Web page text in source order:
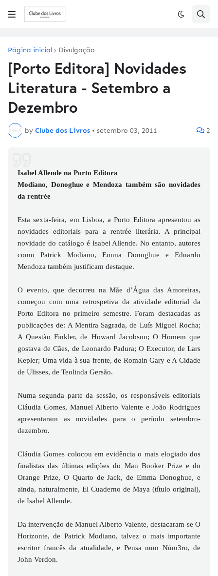
Página inicial Divulgação
[Porto Editora] Novidades
Literatura - Setembro a
Dezembro
by Clube dos Livros • setembro 03, 2011 2
Isabel Allende na Porto Editora
Modiano, Donoghue e Mendoza também são novidades
da rentrée
Esta sexta-feira, em Lisboa, a Porto Editora apresentou as
novidades editoriais para a rentrée literária. A principal
novidade do catálogo é Isabel Allende. No entanto, autores
como Patrick Modiano, Emma Donoghue e Eduardo
Mendoza também justificam destaque.
O evento, que decorreu na Mãe d’Água das Amoreiras,
começou com uma retrospetiva da atividade editorial da
Porto Editora no primeiro semestre. Foram destacadas as
publicações de: A Mentira Sagrada, de Luís Miguel Rocha;
A Questão Finkler, de Howard Jacobson; O Homem que
gostava de Cães, de Leonardo Padura; O Executor, de Lars
Kepler; Uma vida à sua frente, de Romain Gary e A Cidade
de Ulisses, de Teolinda Gersão.
Numa segunda parte da sessão, os responsáveis editoriais
Cláudia Gomes, Manuel Alberto Valente e João Rodrigues
apresentaram as novidades para o período setembro-
dezembro.
Cláudia Gomes colocou em evidência o mais elogiado dos
finalistas das últimas edições do Man Booker Prize e do
Orange Prize, O Quarto de Jack, de Emma Donoghue, e
ainda, naturalmente, El Cuaderno de Maya (título original),
de Isabel Allende.
Da intervenção de Manuel Alberto Valente, destacaram-se O
Horizonte, de Patrick Modiano, talvez o mais importante
escritor francês da atualidade, e Pensa num Núm3ro, de
John Verdon.